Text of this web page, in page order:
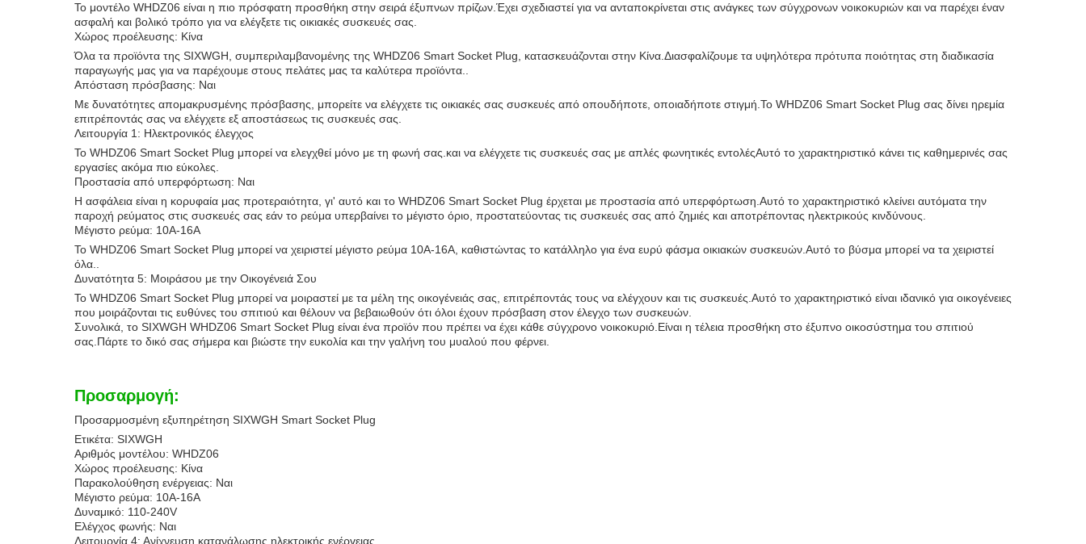
Το μοντέλο WHDZ06 είναι η πιο πρόσφατη προσθήκη στην σειρά έξυπνων πρίζων.Έχει σχεδιαστεί για να ανταποκρίνεται στις ανάγκες των σύγχρονων νοικοκυριών και να παρέχει έναν
ασφαλή και βολικό τρόπο για να ελέγξετε τις οικιακές συσκευές σας.
Χώρος προέλευσης: Κίνα
Όλα τα προϊόντα της SIXWGH, συμπεριλαμβανομένης της WHDZ06 Smart Socket Plug, κατασκευάζονται στην Κίνα.Διασφαλίζουμε τα υψηλότερα πρότυπα ποιότητας στη διαδικασία
παραγωγής μας για να παρέχουμε στους πελάτες μας τα καλύτερα προϊόντα..
Απόσταση πρόσβασης: Ναι
Με δυνατότητες απομακρυσμένης πρόσβασης, μπορείτε να ελέγχετε τις οικιακές σας συσκευές από οπουδήποτε, οποιαδήποτε στιγμή.Το WHDZ06 Smart Socket Plug σας δίνει ηρεμία
επιτρέποντάς σας να ελέγχετε εξ αποστάσεως τις συσκευές σας.
Λειτουργία 1: Ηλεκτρονικός έλεγχος
Το WHDZ06 Smart Socket Plug μπορεί να ελεγχθεί μόνο με τη φωνή σας.και να ελέγχετε τις συσκευές σας με απλές φωνητικές εντολέςΑυτό το χαρακτηριστικό κάνει τις καθημερινές σας
εργασίες ακόμα πιο εύκολες.
Προστασία από υπερφόρτωση: Ναι
Η ασφάλεια είναι η κορυφαία μας προτεραιότητα, γι' αυτό και το WHDZ06 Smart Socket Plug έρχεται με προστασία από υπερφόρτωση.Αυτό το χαρακτηριστικό κλείνει αυτόματα την
παροχή ρεύματος στις συσκευές σας εάν το ρεύμα υπερβαίνει το μέγιστο όριο, προστατεύοντας τις συσκευές σας από ζημιές και αποτρέποντας ηλεκτρικούς κινδύνους.
Μέγιστο ρεύμα: 10A-16A
Το WHDZ06 Smart Socket Plug μπορεί να χειριστεί μέγιστο ρεύμα 10A-16A, καθιστώντας το κατάλληλο για ένα ευρύ φάσμα οικιακών συσκευών.Αυτό το βύσμα μπορεί να τα χειριστεί
όλα..
Δυνατότητα 5: Μοιράσου με την Οικογένειά Σου
Το WHDZ06 Smart Socket Plug μπορεί να μοιραστεί με τα μέλη της οικογένειάς σας, επιτρέποντάς τους να ελέγχουν και τις συσκευές.Αυτό το χαρακτηριστικό είναι ιδανικό για οικογένειες
που μοιράζονται τις ευθύνες του σπιτιού και θέλουν να βεβαιωθούν ότι όλοι έχουν πρόσβαση στον έλεγχο των συσκευών.
Συνολικά, το SIXWGH WHDZ06 Smart Socket Plug είναι ένα προϊόν που πρέπει να έχει κάθε σύγχρονο νοικοκυριό.Είναι η τέλεια προσθήκη στο έξυπνο οικοσύστημα του σπιτιού
σας.Πάρτε το δικό σας σήμερα και βιώστε την ευκολία και την γαλήνη του μυαλού που φέρνει.
Προσαρμογή:
Προσαρμοσμένη εξυπηρέτηση SIXWGH Smart Socket Plug
Ετικέτα: SIXWGH
Αριθμός μοντέλου: WHDZ06
Χώρος προέλευσης: Κίνα
Παρακολούθηση ενέργειας: Ναι
Μέγιστο ρεύμα: 10A-16A
Δυναμικό: 110-240V
Ελέγχος φωνής: Ναι
Λειτουργία 4: Ανίχνευση κατανάλωσης ηλεκτρικής ενέργειας